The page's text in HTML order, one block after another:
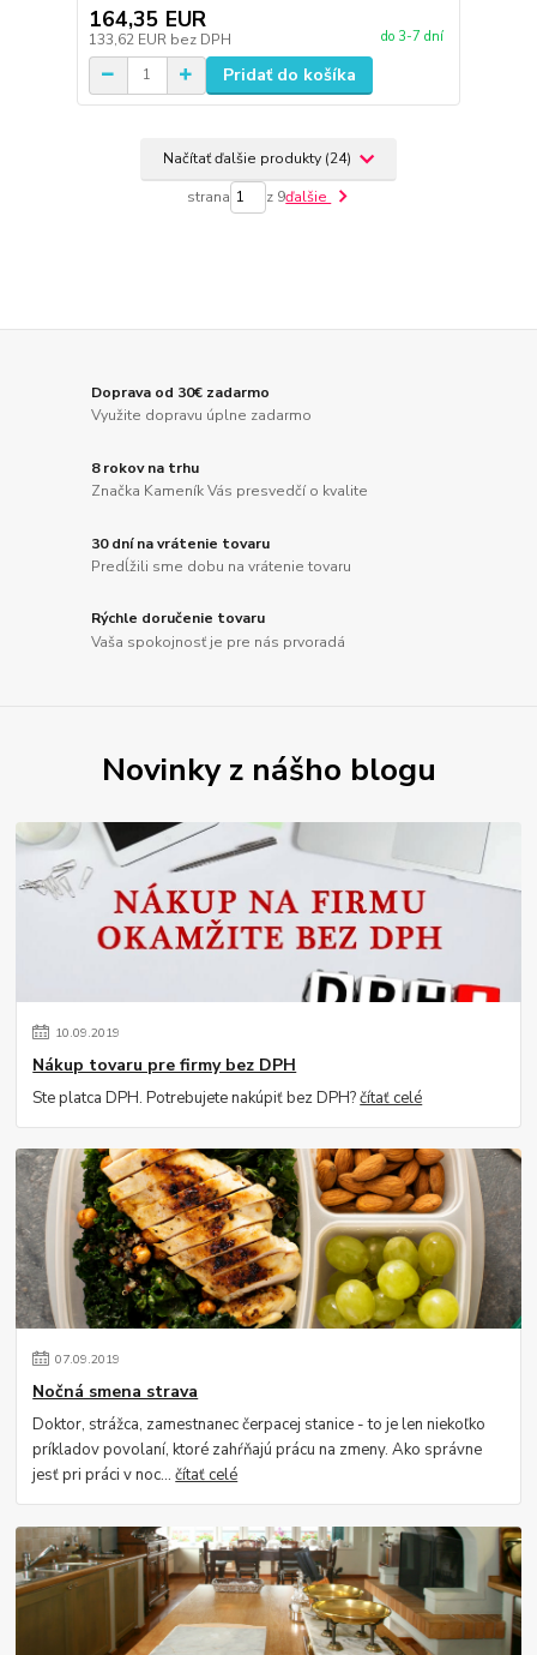
164,35 EUR
133,62 EUR bez DPH do 3-7 dní
Pridať do košíka
Načítať ďalšie produkty (24)
strana z 9ďalšie
Doprava od 30€ zadarmo
Využite dopravu úplne zadarmo
8 rokov na trhu
Značka Kameník Vás presvedčí o kvalite
30 dní na vrátenie tovaru
Predĺžili sme dobu na vrátenie tovaru
Rýchle doručenie tovaru
Vaša spokojnosť je pre nás prvoradá
Novinky z nášho blogu
10.09.2019
Nákup tovaru pre firmy bez DPH
Ste platca DPH. Potrebujete nakúpiť bez DPH?čítať celé
07.09.2019
Nočná smena strava
Doktor, strážca, zamestnanec čerpacej stanice - to je len niekoľko
príkladov povolaní, ktoré zahŕňajú prácu na zmeny. Ako správne
jesť pri práci v noc...čítať celé